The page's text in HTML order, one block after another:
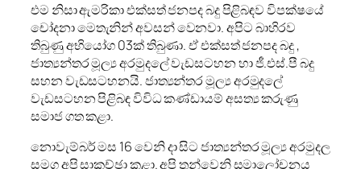
එම නිසා ඇමරිකා එක්සත් ජනපද බදු පිළිබඳව විපක්ෂයේ
චෝදනා මෙතැනින් අවසන් වෙනවා. අපිට බාහිරව
තිබුණු අභියෝග 03ක් තිබුණා. ඒ එක්සත් ජනපද බදු ,
ජාත්‍යන්තර මූල්‍ය අරමුදලේ වැඩසටහන හා ජී.එස්.පී බදු
සහන වැඩසටහනයි. ජාත්‍යන්තර මූල්‍ය අරමුදලේ
වැඩසටහන පිළිබඳ විවිධ කණ්ඩායම් අසත්‍ය කරුණු
සමාජ ගත කළා.
නොවැම්බර් මස 16 වෙනි දා සිට ජාත්‍යන්තර මූල්‍ය අරමුදල
සමග අපි සාකච්ඡා කළා. අපි තුන්වෙනි සමාලෝචනය